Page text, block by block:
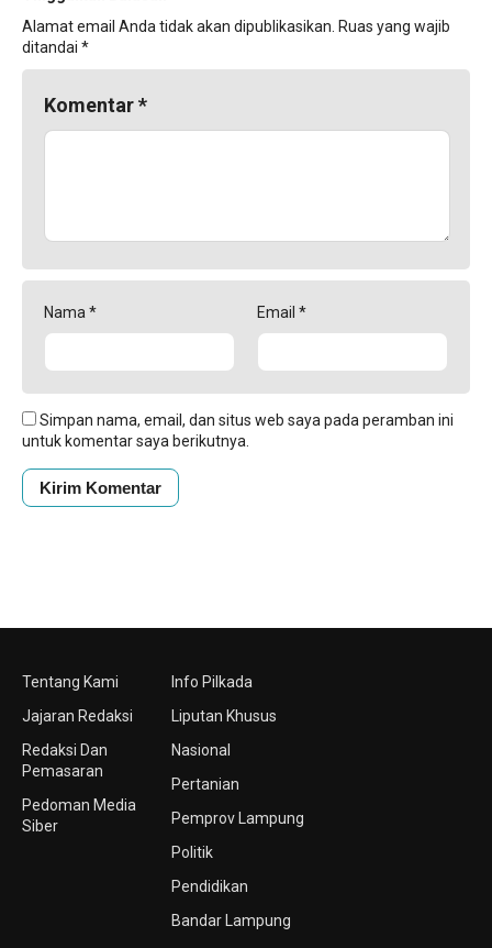
Alamat email Anda tidak akan dipublikasikan. Ruas yang wajib
ditandai *
Komentar*
Nama * Email *
Simpan nama, email, dan situs web saya pada peramban ini
untuk komentar saya berikutnya.
Tentang Kami
Jajaran Redaksi
Redaksi Dan
Pemasaran
Pedoman Media
Siber
Info Pilkada
Liputan Khusus
Nasional
Pertanian
Pemprov Lampung
Politik
Pendidikan
Bandar Lampung